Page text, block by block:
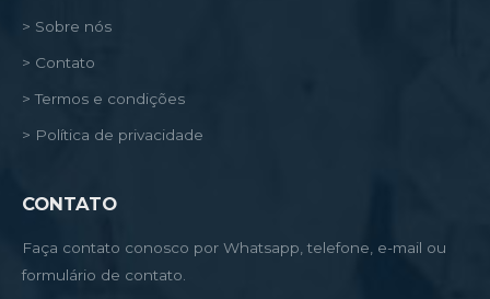
> Sobre nós
> Contato
> Termos e condições
> Política de privacidade
CONTATO
Faça contato conosco por Whatsapp, telefone, e-mail ou
formulário de contato.